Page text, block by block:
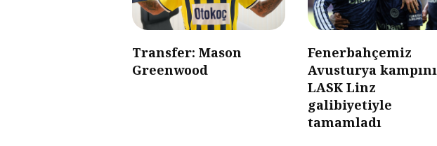
Transfer: Mason
Greenwood
Fenerbahçemiz
Avusturya kampını
LASK Linz
galibiyetiyle
tamamladı